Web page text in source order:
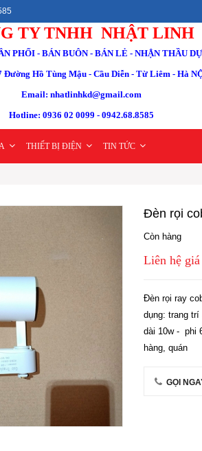
TY TNHH NHẬT LINH
PHỐI - BÁN BUÔN - BÁN LẺ - NHẬN THẦU
Đường Hồ Tùng Mậu - Cầu Diễn - Từ Liêm - Hà
Email: nhatlinhkd@gmail.com
Hotline: 0936 02 0099 - 0942.68.8585
THIẾT BỊ ĐIỆN TIN TỨC
Đèn rọi
Còn hàng
Liên hệ giá
Đèn rọi ray
dụng: trang
dài 10w - phi
hàng, quán
GỌI